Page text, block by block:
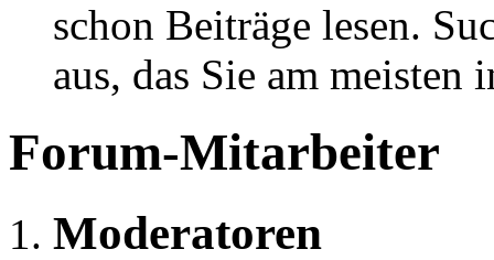
schon Beiträge lesen.
aus, das Sie am meisten
Forum-Mitarbeiter
Moderatoren